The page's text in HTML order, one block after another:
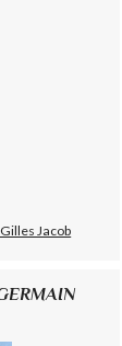
Jacob